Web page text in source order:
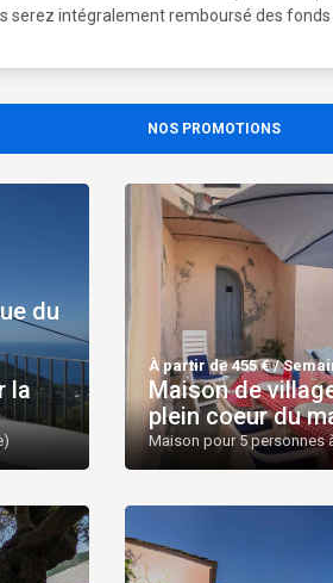
serez intégralement remboursé des
NOS PROMOTIONS
du
la
À partir de 455 € /
Maison de
plein coeur du
Maison pour 5 personnes